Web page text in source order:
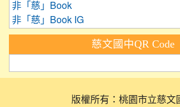
非「慈」Book
非「慈」Book IG
慈文國中QR Code
版權所有：桃園市立慈文